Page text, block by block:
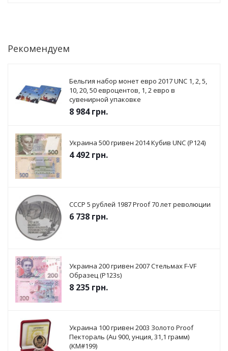
Рекомендуем
Бельгия набор монет евро 2017 UNC 1, 2, 5,
10, 20, 50 евроцентов, 1, 2 евро в
сувенирной упаковке
8 984грн.
Украина 500 гривен 2014 Кубив UNC (P124)
4 492 грн.
СССР 5 рублей 1987 Proof 70 лет революции
6 738 грн.
Украина 200 гривен 2007 Стельмах F-VF
Образец (P123s)
8 235 грн.
Украина 100 гривен 2003 Золото Proof
Пектораль (Au 900, унция, 31,1 грамм)
(KM#199)